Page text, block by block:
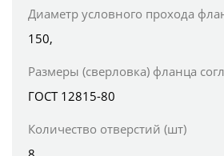
Диаметр условного прохода
150,
Размеры (сверловка) фланца
ГОСТ 12815-80
Количество отверстий (шт)